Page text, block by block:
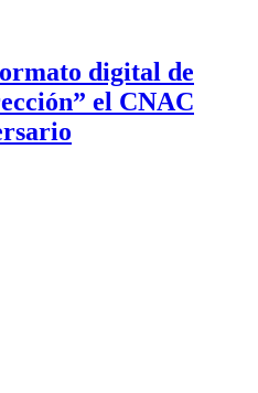
digital de
el CNAC